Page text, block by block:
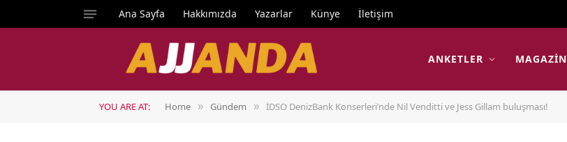
Ana Sayfa Hakkımızda Yazarlar Künye İletişim
ANKETLER MAGAZIN
YOU ARE AT: Home » Gündem » İDSO DenizBank Konserleri’nde Nil Venditti ve Jess Gillam buluşması!